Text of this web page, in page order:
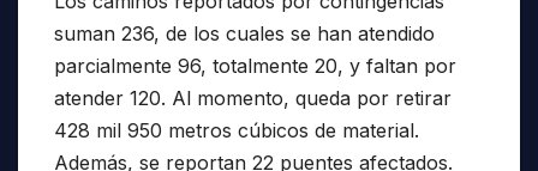
suman 236, de los cuales se han atendido
parcialmente 96, totalmente 20, y faltan por
atender 120. Al momento, queda por retirar
428 mil 950 metros cúbicos de material.
Además, se reportan 22 puentes afectados.